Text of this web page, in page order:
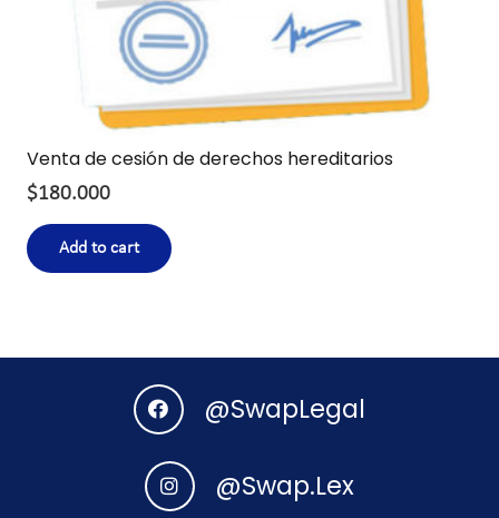
Venta de cesión de derechos hereditarios
$180.000
Add to cart
@SwapLegal
@Swap.Lex